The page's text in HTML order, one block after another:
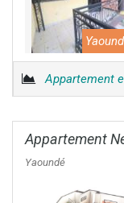
Appartement
Appartement
Yaoundé